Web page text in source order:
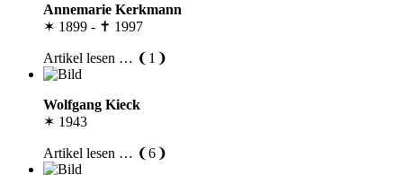
Annemarie Kerkmann
✶ 1899 - ✝ 1997
Artikel lesen … ❨1❩
Wolfgang Kieck
✶ 1943
Artikel lesen … ❨6❩